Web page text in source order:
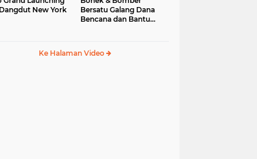
New York
Bersatu Galang Dana
Bencana dan Bantu
Ke Halaman Video